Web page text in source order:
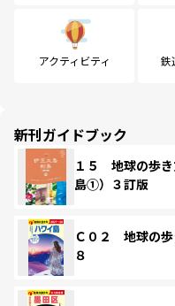
アクティビティ 鉄
新刊ガイドブック
１５ 地球の歩
島①）３訂版
Ｃ０２ 地球の
８